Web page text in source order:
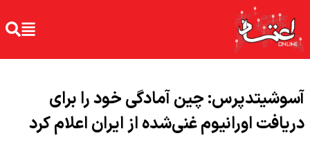
آسوشیتدپرس: چین آمادگی خود را برای
دریافت اورانیوم غنی‌شده از ایران اعلام کرد